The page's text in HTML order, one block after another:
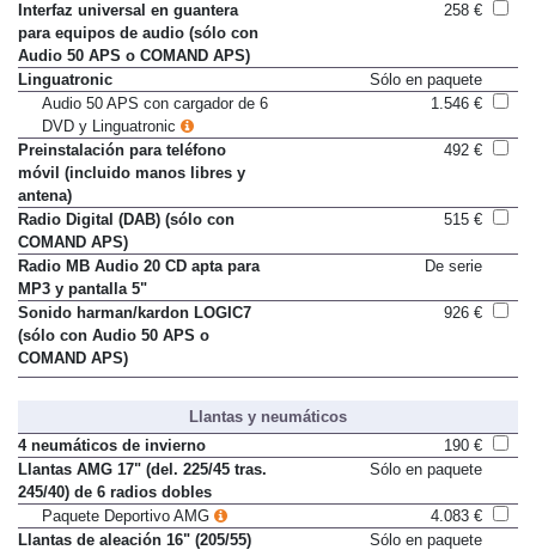
Interfaz universal en guantera
para equipos de audio (sólo con
Audio 50 APS o COMAND APS)
258 €
Linguatronic
Sólo en paquete
Audio 50 APS con cargador de 6
DVD y Linguatronic
1.546 €
Preinstalación para teléfono
móvil (incluido manos libres y
antena)
492 €
Radio Digital (DAB) (sólo con
COMAND APS)
515 €
Radio MB Audio 20 CD apta para
MP3 y pantalla 5"
De serie
Sonido harman/kardon LOGIC7
(sólo con Audio 50 APS o
COMAND APS)
926 €
Llantas y neumáticos
4 neumáticos de invierno
190 €
Llantas AMG 17" (del. 225/45 tras.
245/40) de 6 radios dobles
Sólo en paquete
Paquete Deportivo AMG
4.083 €
Llantas de aleación 16" (205/55)
Sólo en paquete